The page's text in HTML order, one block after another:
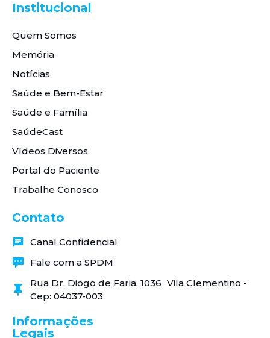
Institucional
Quem Somos
Memória
Notícias
Saúde e Bem-Estar
Saúde e Família
SaúdeCast
Vídeos Diversos
Portal do Paciente
Trabalhe Conosco
Contato
Canal Confidencial
Fale com a SPDM
Rua Dr. Diogo de Faria, 1036 Vila Clementino -
Cep: 04037-003
Informações
Legais